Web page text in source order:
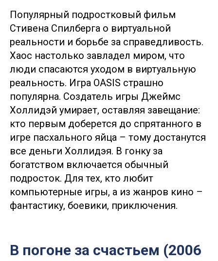
Популярный подростковый фильм
Стивена Спилберга о виртуальной
реальности и борьбе за справедливость.
Хаос настолько завладел миром, что
люди спасаются уходом в виртуальную
реальность. Игра OASIS страшно
популярна. Создатель игры Джеймс
Холлидэй умирает, оставляя завещание:
кто первым доберется до спрятанного в
игре пасхального яйца – тому достанутся
все деньги Холлидэя. В гонку за
богатством включается обычный
подросток. Для тех, кто любит
компьютерные игры, а из жанров кино –
фантастику, боевики, приключения.
В погоне за счастьем (2006